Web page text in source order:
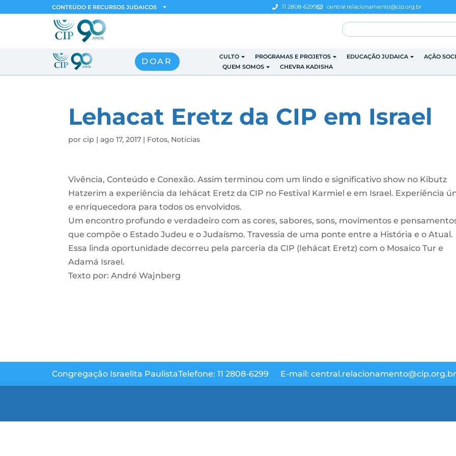
CONTEÚDO E RECURSOS JUDAICOS 11 2808-6299 central.relacionamento@cip.org.br
DOAR CULTO PROGRAMAS E PROJETOS EDUCAÇÃO JUDAICA
AÇÃO
QUEM SOMOS
CHEVRA KADISHA
Lehacat Eretz da CIP em Israel
porcip |ago 17, 2017 | Fotos, Notícias
Vivência, Conteúdo e Conexão. Assim terminou com um lindo e significativo show no Kibutz
Hatzerim a experiência da Iehácat Eretz da CIP no Festival Karmiel e em Israel. Experiência
e enriquecedora para todos os envolvidos.
Um encontro profundo e verdadeiro com as cores, sabores, sons, movimentos e
que compõe o Estado Judeu e o Judaísmo. Travessia de uma ponte entre a História e o Atual.
Essa linda oportunidade decorreu pela parceria da CIP (Iehácat Eretz) com o Mosaico Tur e
Adamá Israel.
Texto por: André Wajnberg
Congregação Israelita PaulistaTelefone: 11 2808-6299 E-mail: central.relacionamento@cip.org.br